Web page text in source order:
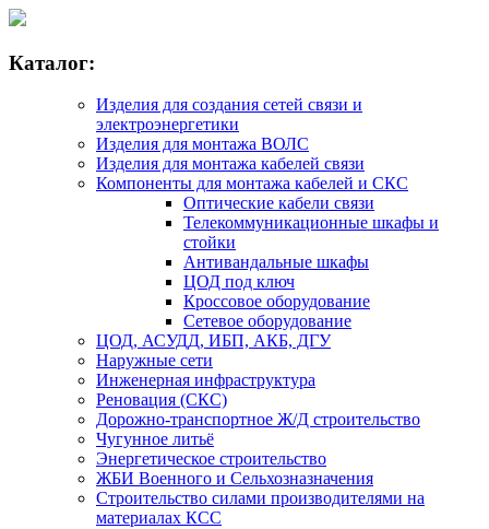
Каталог:
Изделия для создания сетей связи и
электроэнергетики
Изделия для монтажа ВОЛС
Изделия для монтажа кабелей связи
Компоненты для монтажа кабелей и СКС
Оптические кабели связи
Телекоммуникационные шкафы и
стойки
Антивандальные шкафы
ЦОД под ключ
Кроссовое оборудование
Сетевое оборудование
ЦОД, АСУДД, ИБП, АКБ, ДГУ
Наружные сети
Инженерная инфраструктура
Реновация (СКС)
Дорожно-транспортное Ж/Д строительство
Чугунное литьё
Энергетическое строительство
ЖБИ Военного и Сельхозназначения
Строительство силами производителями на
материалах КСС